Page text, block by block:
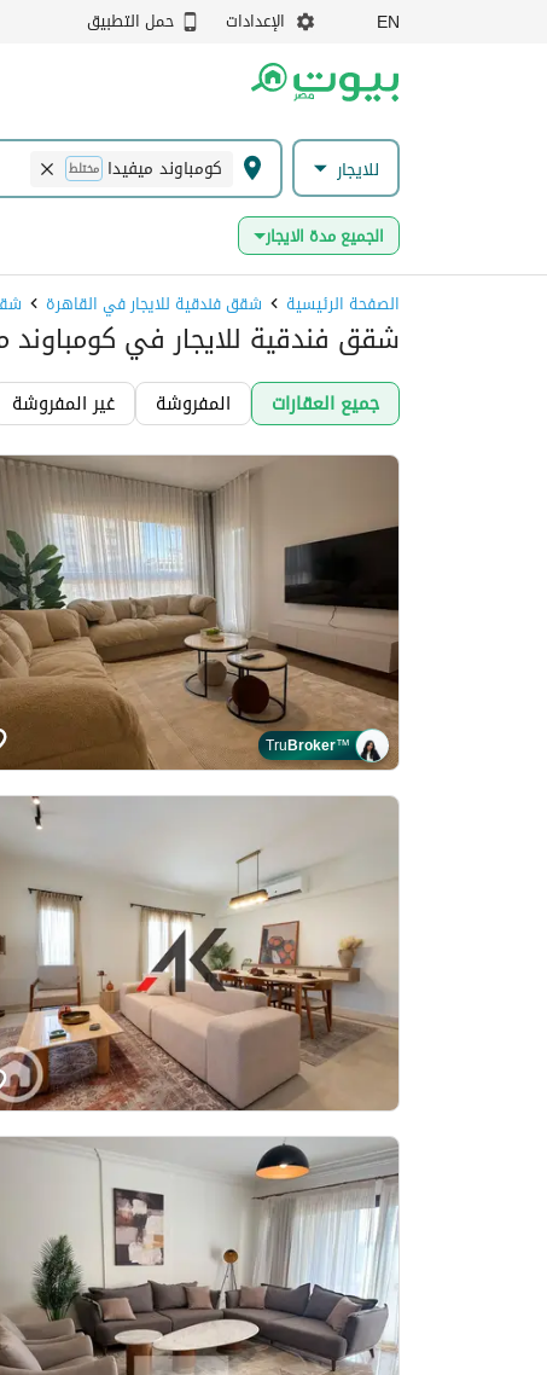
EN الإعدادات حمل التطبيق
للايجار كومباوند ميفيدا مختلط
الجميع مدة الايجار
الصفحة الرئيسية شقق فندقية للايجار في القاهرة
شقق فندقية للايجار في كومباوند
جميع العقارات المفروشة غير المفروشة
TruBroker™